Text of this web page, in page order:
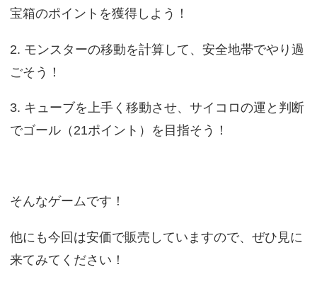
宝箱のポイントを獲得しよう！
2. モンスターの移動を計算して、安全地帯でやり過
ごそう！
3. キューブを上手く移動させ、サイコロの運と判断
でゴール（21ポイント）を目指そう！
そんなゲームです！
他にも今回は安価で販売していますので、ぜひ見に
来てみてください！